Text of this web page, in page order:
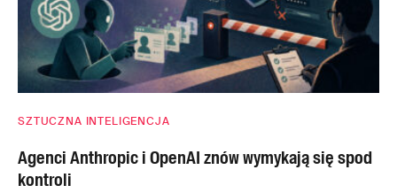
SZTUCZNA INTELIGENCJA
Agenci Anthropic i OpenAI znów wymykają się spod
kontroli